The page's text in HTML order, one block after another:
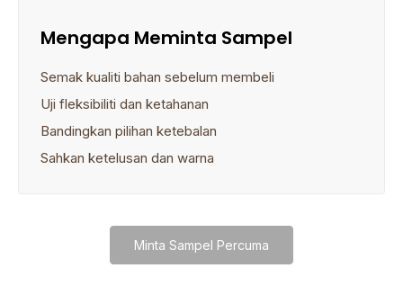
Mengapa Meminta Sampel
Semak kualiti bahan sebelum membeli
Uji fleksibiliti dan ketahanan
Bandingkan pilihan ketebalan
Sahkan ketelusan dan warna
Minta Sampel Percuma